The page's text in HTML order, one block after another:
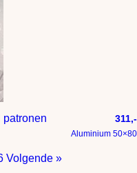
patronen 311,-
Aluminium 50×80
Volgende »